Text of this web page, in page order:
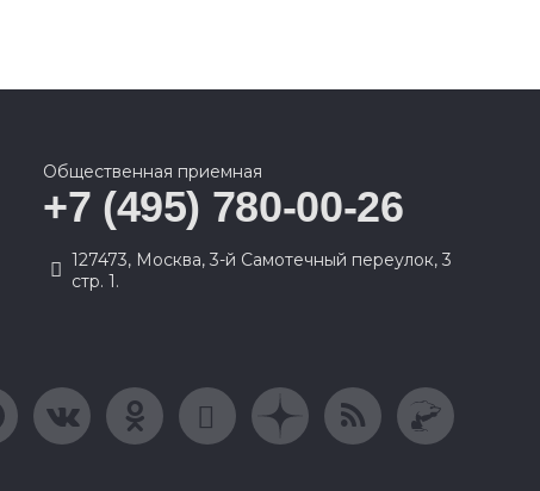
Общественная приемная
+7 (495) 780-00-26
127473, Москва, 3-й Самотечный переулок, 3
стр. 1.